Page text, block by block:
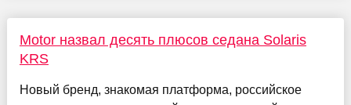
Motor назвал десять плюсов седана Solaris
KRS
Новый бренд, знакомая платформа, российское